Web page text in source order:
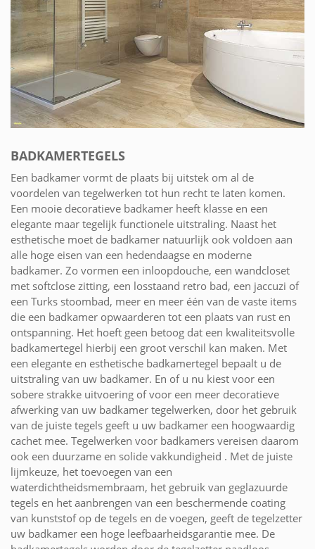
BADKAMERTEGELS
Een badkamer vormt de plaats bij uitstek om al de
voordelen van tegelwerken tot hun recht te laten komen.
Een mooie decoratieve badkamer heeft klasse en een
elegante maar tegelijk functionele uitstraling. Naast het
esthetische moet de badkamer natuurlijk ook voldoen aan
alle hoge eisen van een hedendaagse en moderne
badkamer. Zo vormen een inloopdouche, een wandcloset
met softclose zitting, een losstaand retro bad, een jaccuzi of
een Turks stoombad, meer en meer één van de vaste items
die een badkamer opwaarderen tot een plaats van rust en
ontspanning. Het hoeft geen betoog dat een kwaliteitsvolle
badkamertegel hierbij een groot verschil kan maken. Met
een elegante en esthetische badkamertegel bepaalt u de
uitstraling van uw badkamer. En of u nu kiest voor een
sobere strakke uitvoering of voor een meer decoratieve
afwerking van uw badkamer tegelwerken, door het gebruik
van de juiste tegels geeft u uw badkamer een hoogwaardig
cachet mee. Tegelwerken voor badkamers vereisen daarom
ook een duurzame en solide vakkundigheid . Met de juiste
lijmkeuze, het toevoegen van een
waterdichtheidsmembraam, het gebruik van geglazuurde
tegels en het aanbrengen van een beschermende coating
van kunststof op de tegels en de voegen, geeft de tegelzetter
uw badkamer een hoge leefbaarheidsgarantie mee. De